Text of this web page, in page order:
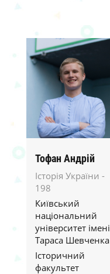
Тофан Андрій
Історія України -
198
Київський
національний
університет імені
Тараса Шевченка
Історичний
факультет